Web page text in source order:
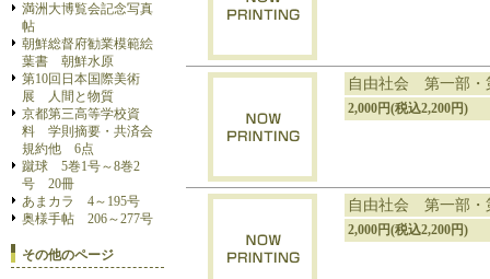
満洲大博覧会記念写真
帖
朝鮮総督府勧業模範絵
葉書 朝鮮水原
第10回日本国際美術
展 人間と物質
京都第三高等学校資
料 学則摘要・共済会
規約他 6点
蹴球 5巻1号～8巻2
号 20冊
あまカラ 4～195号
奥様手帖 206～277号
その他のページ
自由社会 第一部
2,000円(税込2,200円)
自由社会 第一部
2,000円(税込2,200円)